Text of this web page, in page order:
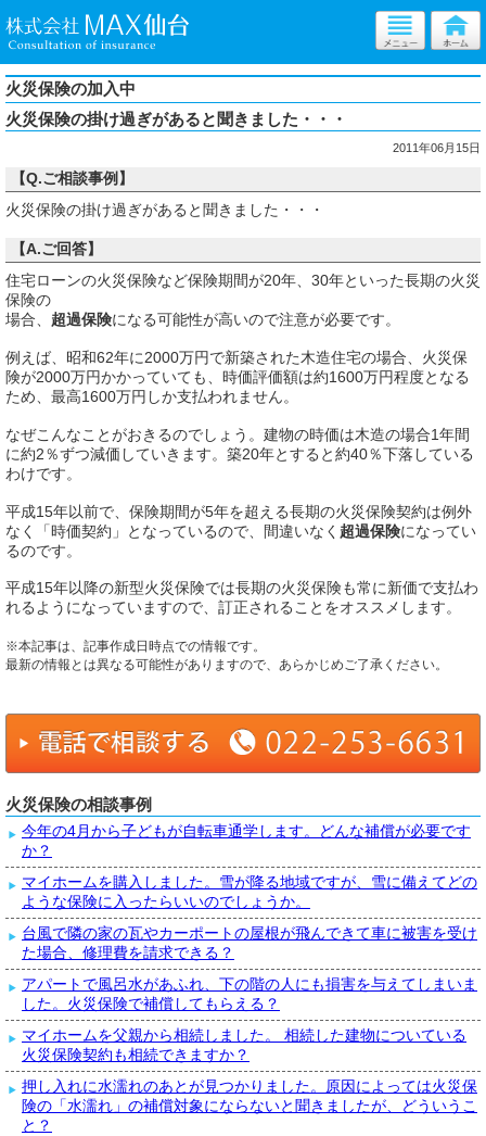
火災保険の加入中
火災保険の掛け過ぎがあると聞きました・・・
2011年06月15日
【Q.ご相談事例】
火災保険の掛け過ぎがあると聞きました・・・
【A.ご回答】
住宅ローンの火災保険など保険期間が20年、30年といった長期の火災
保険の
場合、 超過保険になる可能性が高いので注意が必要です。
例えば、昭和62年に2000万円で新築された木造住宅の場合、火災保
険が2000万円かかっていても、時価評価額は約1600万円程度となる
ため、最高1600万円しか支払われません。
なぜこんなことがおきるのでしょう。建物の時価は木造の場合1年間
に約2％ずつ減価していきます。築20年とすると約40％下落している
わけです。
平成15年以前で、保険期間が5年を超える長期の火災保険契約は例外
なく「時価契約」となっているので、間違いなく 超過保険になってい
るのです。
平成15年以降の新型火災保険では長期の火災保険も常に新価で支払わ
れるようになっていますので、訂正されることをオススメします。
※本記事は、記事作成日時点での情報です。
最新の情報とは異なる可能性がありますので、あらかじめご了承ください。
火災保険の相談事例
今年の4月から子どもが自転車通学します。どんな補償が必要です
か？
マイホームを購入しました。雪が降る地域ですが、雪に備えてどの
ような保険に入ったらいいのでしょうか。
台風で隣の家の瓦やカーポートの屋根が飛んできて車に被害を受け
た場合、修理費を請求できる？
アパートで風呂水があふれ、下の階の人にも損害を与えてしまいま
した。火災保険で補償してもらえる？
マイホームを父親から相続しました。 相続した建物についている
火災保険契約も相続できますか？
押し入れに水濡れのあとが見つかりました。原因によっては火災保
険の「水濡れ」の補償対象にならないと聞きましたが、どういうこ
と？